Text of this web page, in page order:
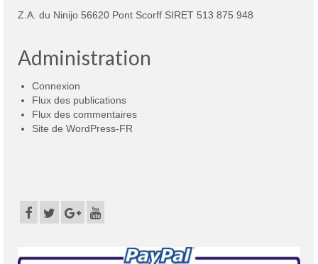
Z.A. du Ninijo 56620 Pont Scorff SIRET 513 875 948
Administration
Connexion
Flux des publications
Flux des commentaires
Site de WordPress-FR